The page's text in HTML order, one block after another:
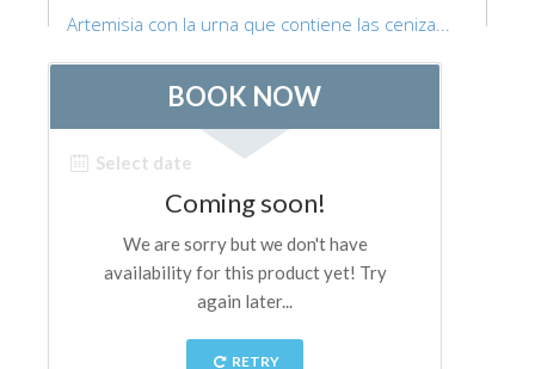
Artemisia con la urna que contiene las ceniza...